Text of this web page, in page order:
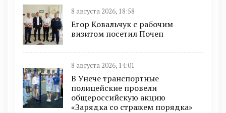
8 августа 2026, 18:58
Егор Ковальчук с рабочим
визитом посетил Почеп
8 августа 2026, 14:01
В Унече транспортные
полицейские провели
общероссийскую акцию
«Зарядка со стражем порядка»